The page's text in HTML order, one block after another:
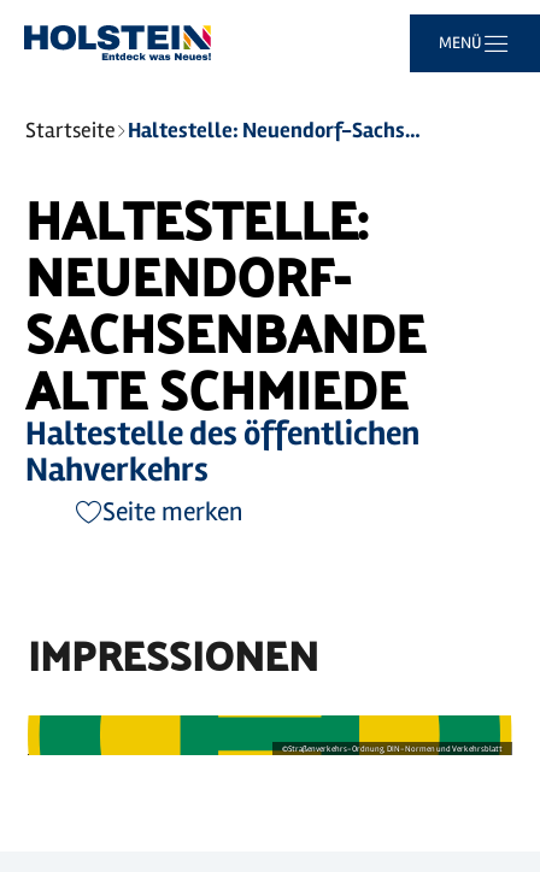
MENÜ
Sie
sind
Startseite Haltestelle: Neuendorf-Sachsenbande Alte Schmiede
HALTESTELLE:
NEUENDORF-
SACHSENBANDE
ALTE SCHMIEDE
Haltestelle des öffentlichen
Nahverkehrs
Seite merken
IMPRESSIONEN
©Straßenverkehrs-Ordnung, DIN-Normen und Verkehrsblatt